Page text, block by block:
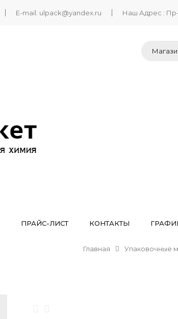
E-mail: ulpack@yandex.ru Наш Адрес : Пр-
ПРАЙС-ЛИСТ КОНТАКТЫ
Главная Упаковочные